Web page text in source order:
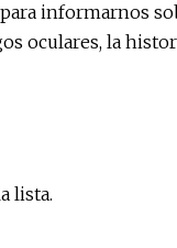
informarnos
oculares, la
lista.